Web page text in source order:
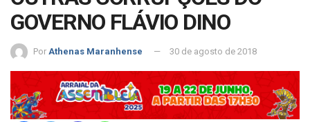
GOVERNO FLÁVIO DINO
Por Athenas Maranhense 30 de agosto de 2018